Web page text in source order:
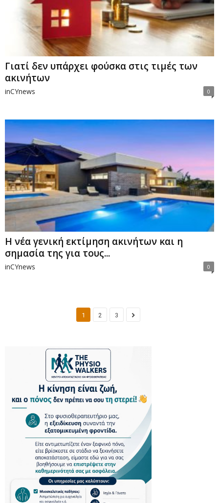
Γιατί δεν υπάρχει φούσκα στις τιμές των
ακινήτων
inCYnews 0
Η νέα γενική εκτίμηση ακινήτων και η
σημασία της για τους...
inCYnews 0
1 2 3